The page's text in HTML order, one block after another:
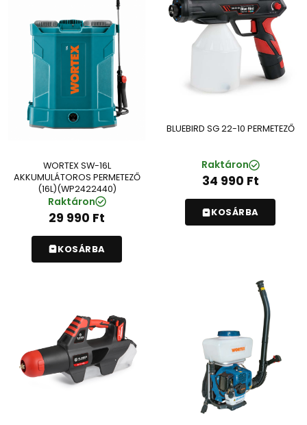
WORTEX SW-16L
AKKUMULÁTOROS PERMETEZŐ
(16L)(WP2422440)
Raktáron
29 990 Ft
KOSÁRBA
BLUEBIRD SG 22-10 PERMETEZŐ
Raktáron
34 990 Ft
KOSÁRBA